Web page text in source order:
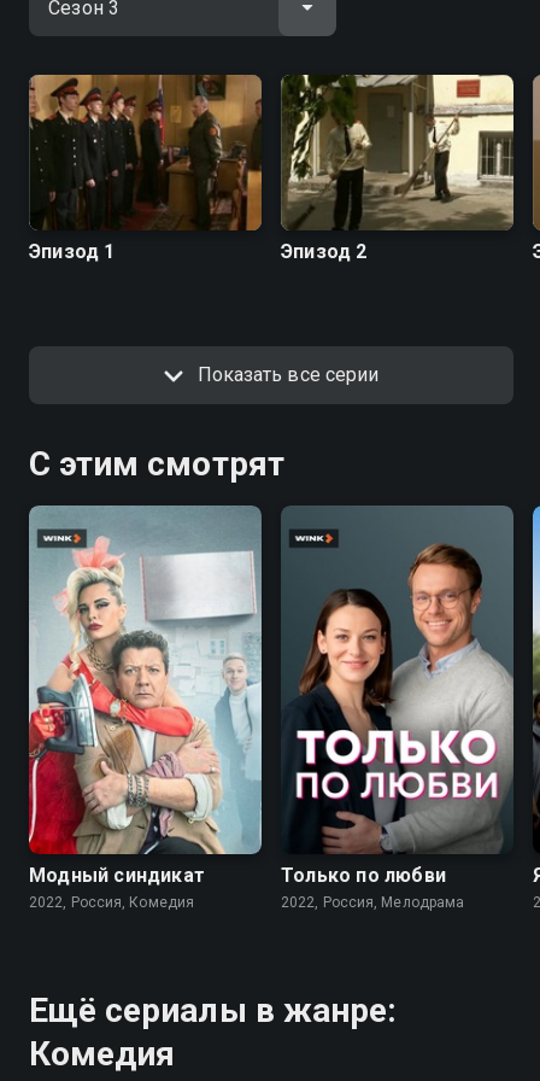
положиться.
можете совершенно бесплатно в хорошем HD
качестве на Смотрёшке
Эпизод 1 Эпизод 2
Показать все серии
С этим смотрят
7.6
Модный синдикат
2022, Россия, Комедия
Только по любви
2022, Россия, Мелодрама
Ещё сериалы в жанре:
Комедия